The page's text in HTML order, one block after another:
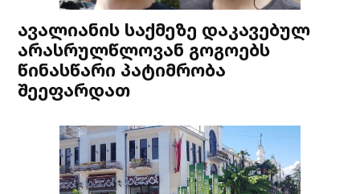
ავალიანის საქმეზე დაკავებულ
არასრულწლოვან გოგოებს
წინასწარი პატიმრობა
შეეფარდათ